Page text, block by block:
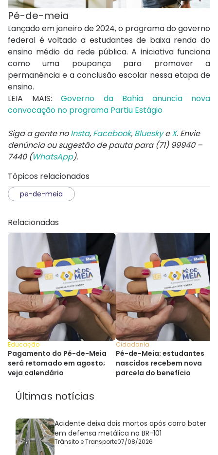
Pé-de-meia
Lançado em janeiro de 2024, o programa do governo
federal é voltado a estudantes de baixa renda do
ensino médio da rede pública. A iniciativa funciona
como uma poupança para promover a
permanência e a conclusão escolar nessa etapa de
ensino.
LEIA MAIS: Governo da Bahia anuncia nova
convocação no programa Partiu Estágio
Siga a gente noInsta, Facebook, BlueskyeX. Envie
denúncia ou sugestão de pauta para (71) 99940 –
7440 (WhatsApp).
Tópicos relacionados
pe-de-meia
Relacionadas
Educação
Pagamento do Pé-de-Meia
será retomado em agosto;
veja calendário
Cidadania
Pé-de-Meia: estudantes
nascidos recebem nova
parcela do benefício
Últimas notícias
Acidente deixa dois mortos após carro bater
em defensa metálica na BR-101
Trânsito e Transporte07/08/2026